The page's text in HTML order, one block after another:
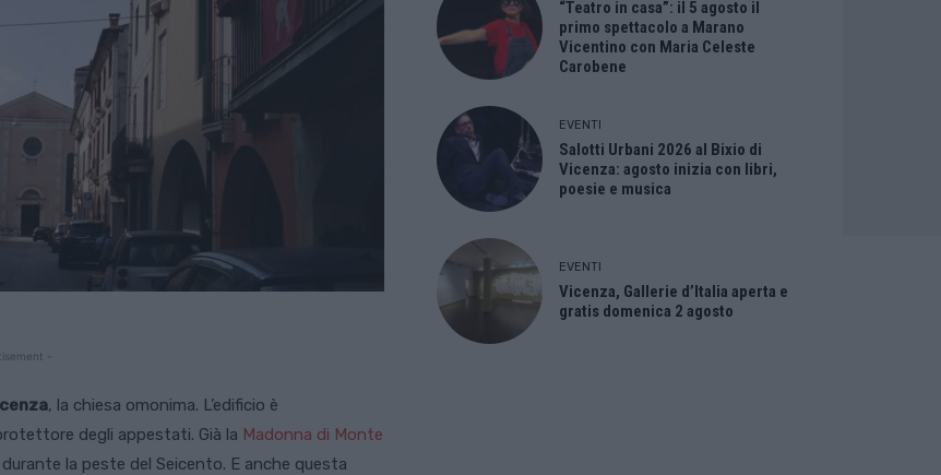
-
, la chiesa omonima. L’edificio è
degli appestati. Già la Madonna di Monte
la peste del Seicento. E anche questa
“Teatro in casa”: il 5 agosto il
primo spettacolo a Marano
Vicentino con Maria Celeste
Carobene
EVENTI
Salotti Urbani 2026 al Bixio di
Vicenza: agosto inizia con libri,
poesie e musica
EVENTI
Vicenza, Gallerie d’Italia aperta e
gratis domenica 2 agosto